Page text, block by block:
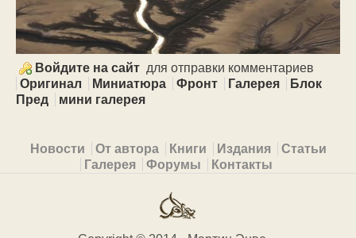
Войдите на сайт для отправки комментариев
Оригинал
Миниатюра Фронт Галерея
Блок
Пред
мини галерея
Primary menu
Новости От автора Книги Издания
Статьи
Галерея
Форумы Контакты